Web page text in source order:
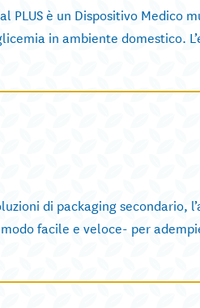
PLUS è un Dispositivo
in ambiente domestico.
di packaging secondario,
facile e veloce- per